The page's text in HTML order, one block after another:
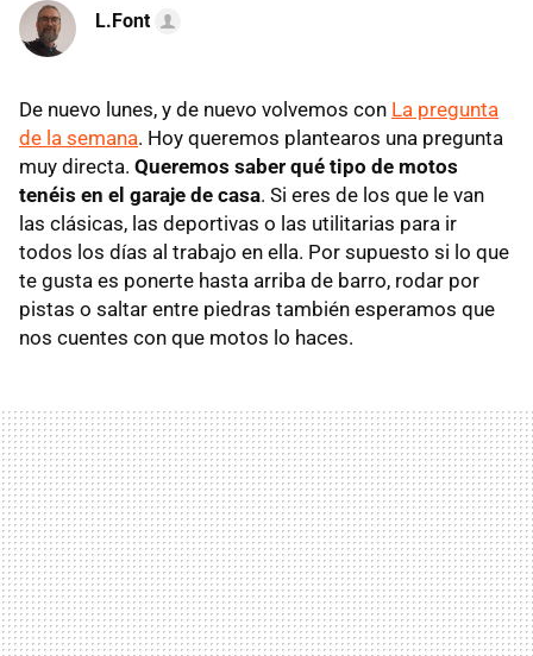
L.Font
De nuevo lunes, y de nuevo volvemos con La pregunta
de la semana. Hoy queremos plantearos una pregunta
muy directa. Queremos saber qué tipo de motos
tenéis en el garaje de casa. Si eres de los que le van
las clásicas, las deportivas o las utilitarias para ir
todos los días al trabajo en ella. Por supuesto si lo que
te gusta es ponerte hasta arriba de barro, rodar por
pistas o saltar entre piedras también esperamos que
nos cuentes con que motos lo haces.